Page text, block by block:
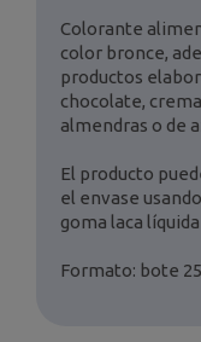
Colorante
color bronce,
productos
chocolate,
almendras o de
El producto
el envase
goma laca
Formato: bote